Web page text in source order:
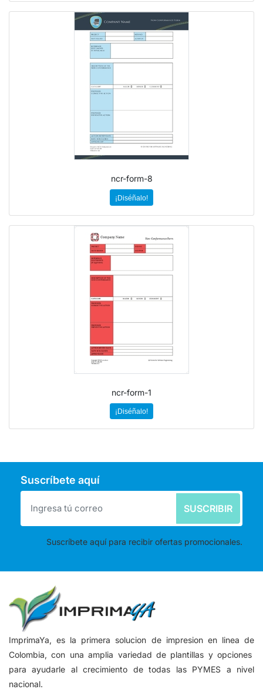
ncr-form-8
¡Diséñalo!
ncr-form-1
¡Diséñalo!
Suscríbete aquí
SUSCRIBIR
Suscríbete aquí para recibir ofertas promocionales.
ImprimaYa, es la primera solucion de impresion en linea de
Colombia, con una amplia variedad de plantillas y opciones
para ayudarle al crecimiento de todas las PYMES a nivel
nacional.